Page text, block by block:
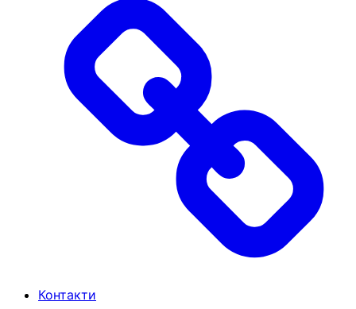
Контакти